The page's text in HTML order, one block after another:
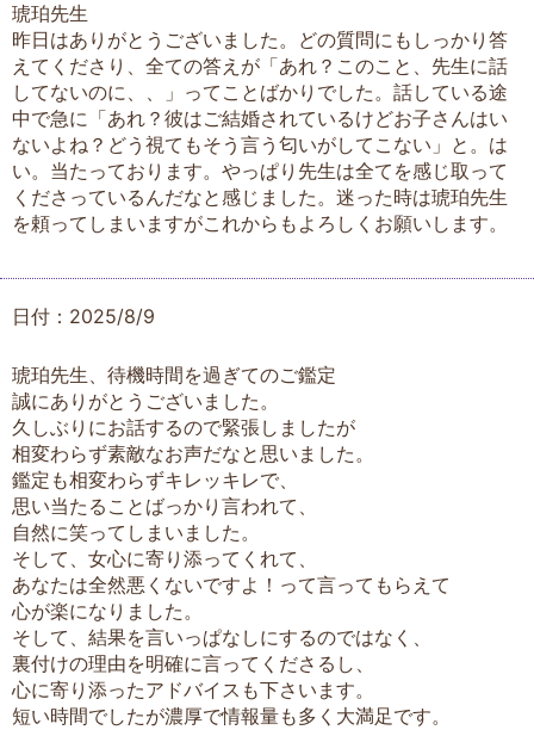
琥珀先生
昨日はありがとうございました。どの質問にもしっかり答
えてくださり、全ての答えが「あれ？このこと、先生に話
してないのに、、」ってことばかりでした。話している途
中で急に「あれ？彼はご結婚されているけどお子さんはい
ないよね？どう視てもそう言う匂いがしてこない」と。は
い。当たっております。やっぱり先生は全てを感じ取って
くださっているんだなと感じました。迷った時は琥珀先生
を頼ってしまいますがこれからもよろしくお願いします。
日付：2025/8/9
琥珀先生、待機時間を過ぎてのご鑑定
誠にありがとうございました。
久しぶりにお話するので緊張しましたが
相変わらず素敵なお声だなと思いました。
鑑定も相変わらずキレッキレで、
思い当たることばっかり言われて、
自然に笑ってしまいました。
そして、女心に寄り添ってくれて、
あなたは全然悪くないですよ！って言ってもらえて
心が楽になりました。
そして、結果を言いっぱなしにするのではなく、
裏付けの理由を明確に言ってくださるし、
心に寄り添ったアドバイスも下さいます。
短い時間でしたが濃厚で情報量も多く大満足です。